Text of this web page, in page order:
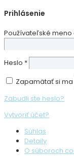
Prihlásenie
Používateľské
Heslo *
Zapamätať si ma
Zabudli ste heslo?
Vytvoriť účet?
Súhlas
Detaily
O súboroch